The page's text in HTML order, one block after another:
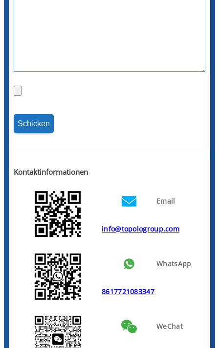
Kontaktinformationen
Email
info@topologroup.com
WhatsApp
8617721083347
WeChat